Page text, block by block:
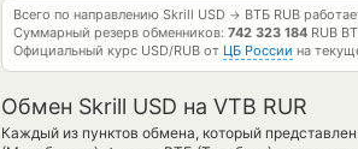
Всего по направлению Skrill USD → ВТБ RUB
Суммарный резерв обменников: 742 323 184 RUB
Официальный курс USD/RUB от ЦБ России на
Обмен Skrill USD на VTB RUR
Каждый из пунктов обмена, который